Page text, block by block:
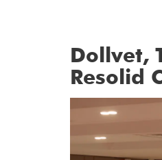
Dollvet,
Resolid
Post